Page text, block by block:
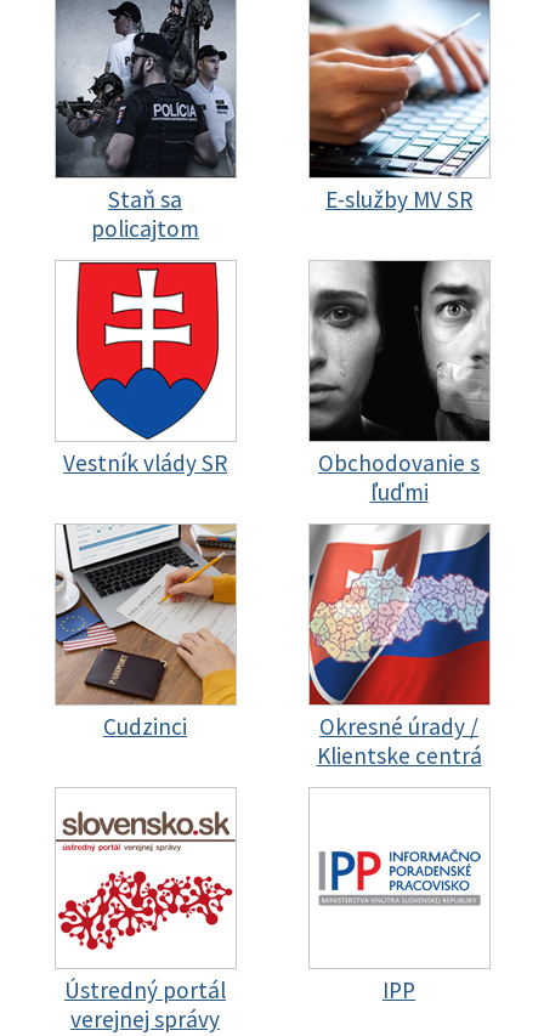
Staň sa
policajtom
E-služby MV SR
Vestník vlády SR
Obchodovanie s
ľuďmi
Cudzinci
Okresné úrady /
Klientske centrá
Ústredný portál
verejnej správy
IPP